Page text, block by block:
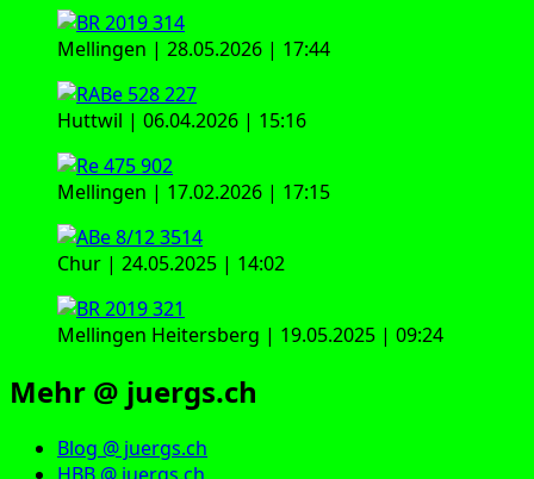
Mellingen | 28.05.2026 | 17:44
Huttwil | 06.04.2026 | 15:16
Mellingen | 17.02.2026 | 17:15
Chur | 24.05.2025 | 14:02
Mellingen Heitersberg | 19.05.2025 | 09:24
Mehr @ juergs.ch
Blog @ juergs.ch